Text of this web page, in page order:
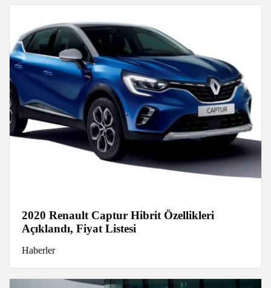
2020 Renault Captur Hibrit Özellikleri
Açıklandı, Fiyat Listesi
Haberler